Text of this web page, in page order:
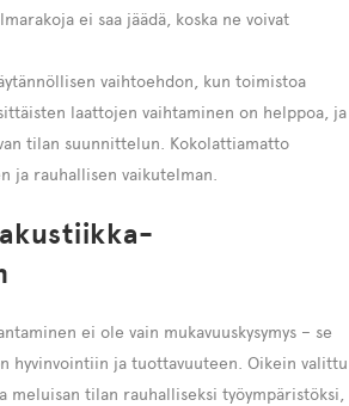
ei saa jäädä, koska ne voivat
vaihtoehdon, kun toimistoa
laattojen vaihtaminen on helppoa, ja
tilan suunnittelun. Kokolattiamatto
ja rauhallisen vaikutelman.
ei ole vain mukavuuskysymys – se
hyvinvointiin ja tuottavuuteen. Oikein valittu
meluisan tilan rauhalliseksi työympäristöksi,